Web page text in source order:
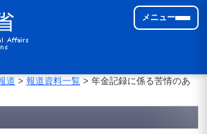
メニュー
道 > 報道資料一覧> 年金記録に係る苦情のあ